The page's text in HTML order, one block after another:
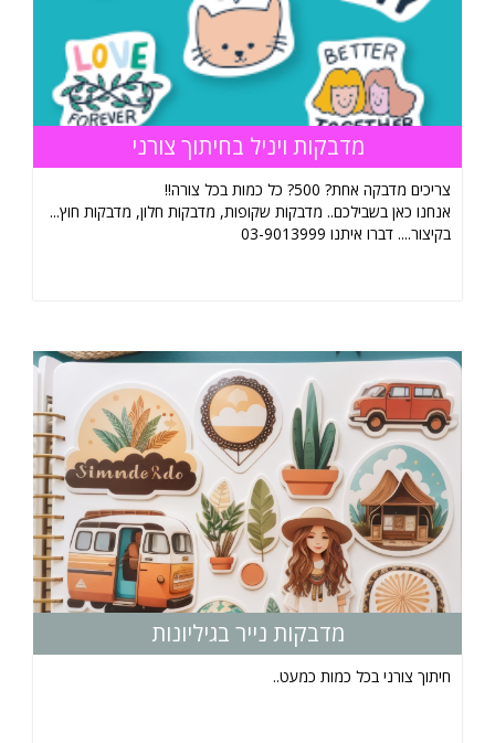
מדבקות ויניל בחיתוך צורני
צריכים מדבקה אחת? 500? כל כמות בכל צורה!!
אנחנו כאן בשבילכם.. מדבקות שקופות, מדבקות חלון, מדבקות חוץ...
בקיצור.... דברו איתנו 03-9013999
מדבקות נייר בגיליונות
חיתוך צורני בכל כמות כמעט..